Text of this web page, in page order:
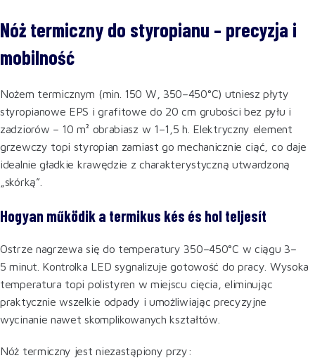
Nóż termiczny do styropianu – precyzja i
mobilność
Nożem termicznym (min. 150 W, 350–450°C) utniesz płyty
styropianowe EPS i grafitowe do 20 cm grubości bez pyłu i
zadziorów – 10 m² obrabiasz w 1–1,5 h. Elektryczny element
grzewczy topi styropian zamiast go mechanicznie ciąć, co daje
idealnie gładkie krawędzie z charakterystyczną utwardzoną
„skórką”.
Hogyan működik a termikus kés és hol teljesít
Ostrze nagrzewa się do temperatury 350–450°C w ciągu 3–
5 minut. Kontrolka LED sygnalizuje gotowość do pracy. Wysoka
temperatura topi polistyren w miejscu cięcia, eliminując
praktycznie wszelkie odpady i umożliwiając precyzyjne
wycinanie nawet skomplikowanych kształtów.
Nóż termiczny jest niezastąpiony przy: